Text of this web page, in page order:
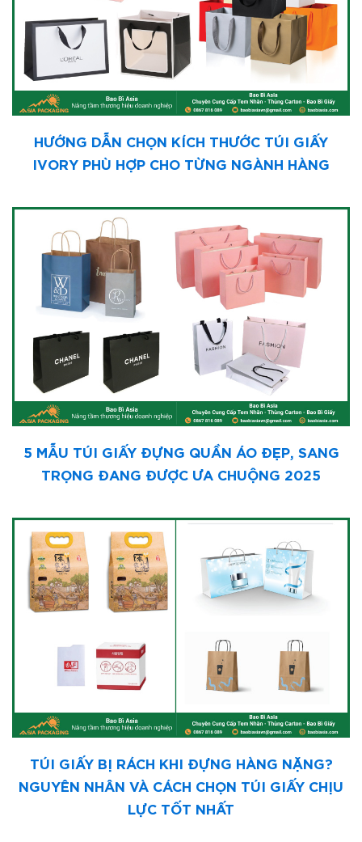
HƯỚNG DẪN CHỌN KÍCH THƯỚC TÚI GIẤY
IVORY PHÙ HỢP CHO TỪNG NGÀNH HÀNG
5 MẪU TÚI GIẤY ĐỰNG QUẦN ÁO ĐẸP, SANG
TRỌNG ĐANG ĐƯỢC ƯA CHUỘNG 2025
TÚI GIẤY BỊ RÁCH KHI ĐỰNG HÀNG NẶNG?
NGUYÊN NHÂN VÀ CÁCH CHỌN TÚI GIẤY CHỊU
LỰC TỐT NHẤT